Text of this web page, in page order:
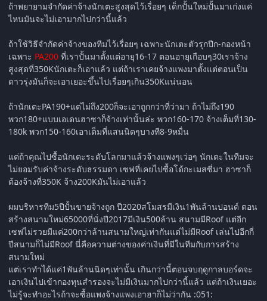
ถ้าพยายามจำกัดค่าจ้างนักเตะสูงสุดไว้เรื่อยๆ เด็กปั้นใหม่ปั้นมาเก่งแค่
ไหนมันจะไม่เอามากไปกว่านี้แล้ว
ถ้าใช้วิธีจำกัดค่าจ้างของทีมไว้เรื่อยๆ เฉพาะนักเตะตัวรุกปีก-กองหน้า
เฉพาะ PA200 ที่เราปั้นมาตั้งแต่อายุ16-17 ตอนอายุเกือบๆ30เราจ้าง
สูงสุดที่350Kนักเตะก็เอาแล้ว แต่ถ้าเราเคยจ้างแพงมาตั้งแต่ตอนเป็น
ดาวรุ่งมันก็จะเอาเยอะขึ้นไปเรื่อยๆเกิน350Kแน่นอน
ถ้านักเตะPA190+แต่ไม่ถึง200ก็จะเอาถูกกว่าที่ว่ามา ถ้าไม่ถึง190
พวก180+แบบเอเดนฮาซาก็จ้างเท่านั้นล่ะ พวก160-170 จ้างเต็มที่130-
180k พวก150-160เอาเต็มที่แสนนิดๆบางที8-9หมื่น
แต่ถ้าคุณไปซื้อนักเตะระดับโลกมาแล้วจ้างแพงๆเว่อๆ นักเตะในทีมจะ
ไม่ยอมรับค่าจ้างระดับธรรมดา เซฟที่เคยไปซื้อโด้กะเมสซี่มา ฮาซาก็
ต้องจ้างที่350K จ้าง200Kมันไม่เอาแล้ว
ผมบริหารทีม5ปีปั้นขายจ้างถูก ปี2020สโมสรมีเงิน1พันล้านปอนด์ ตอน
สร้างสนามใหม่65000ที่นั่งปี2017มีเงิน500ล้าน สนามมีRoof แต่อีก
เซฟไม่รวยมีแค่200กว่าล้านสนามใหญ่เท่ากันแต่ไม่มีRoof เล่นไปอีกกี่
ปีสนามก็ไม่มีRoof นี่คือความต่างของค่าเงินที่มีในทีมกับการสร้าง
สนามใหม่
แต่เราทำได้แค่1พันล้านนิดๆเท่านั้น เกินกว่านี้ตอนจบฤดูกาลบอร์ดจะ
เอาเงินไปเข้ากองทุนสำรองจะไม่มีเงินมากไปกว่านี้แล้ว แต่ถ้าเงินเยอะ
ไม่รู้จะทำอะไรถ้าจะซื้อแพงจ้างแพงเอาฮาก็ไม่ว่ากัน :051: